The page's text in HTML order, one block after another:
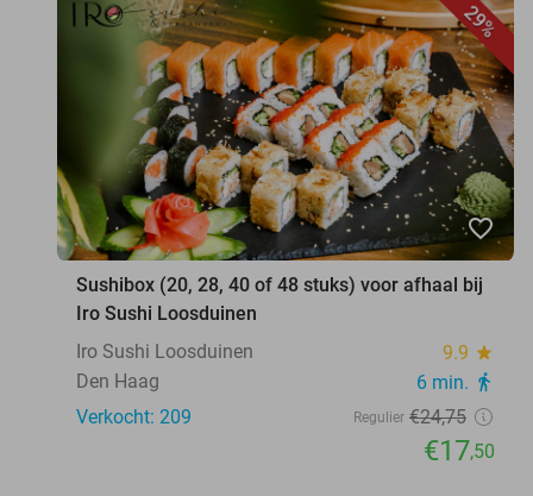
29%
favorite_border
Sushibox (20, 28, 40 of 48 stuks) voor afhaal bij
Iro Sushi Loosduinen
Iro Sushi Loosduinen
9.9 star
Den Haag 6 min. directions_walk
Verkocht: 209 Regulier €24,75
€17,50